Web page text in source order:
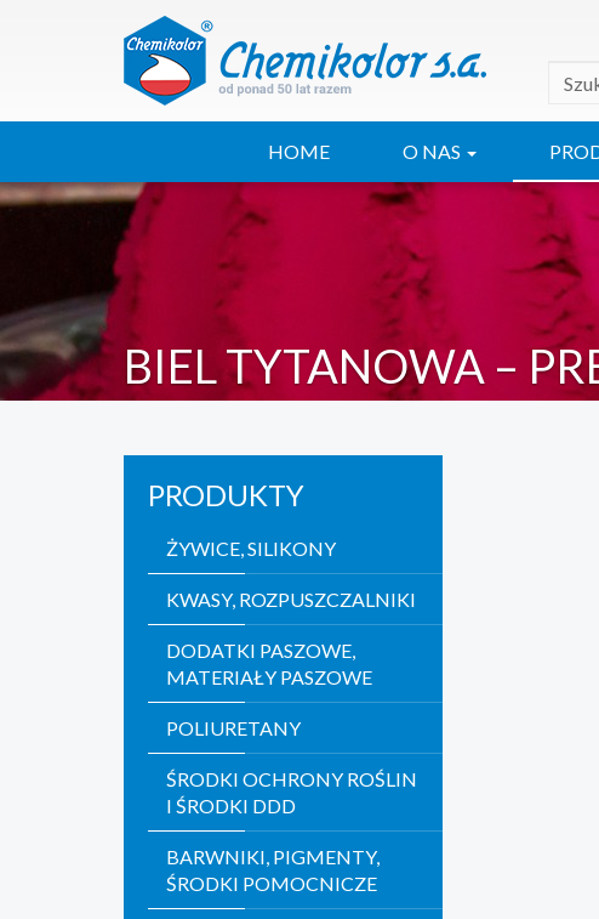
HOME O NAS
BIEL TYTANOWA –
PRODUKTY
ŻYWICE, SILIKONY
KWASY, ROZPUSZCZALNIKI
DODATKI PASZOWE,
MATERIAŁY PASZOWE
POLIURETANY
ŚRODKI OCHRONY ROŚLIN
I ŚRODKI DDD
BARWNIKI, PIGMENTY,
ŚRODKI POMOCNICZE